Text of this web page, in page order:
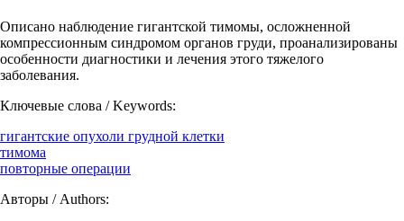
Описано наблюдение гигантской тимомы, осложненной
компрессионным синдромом органов груди, проанализированы
особенности диагностики и лечения этого тяжелого
заболевания.
Ключевые слова / Keywords:
гигантские опухоли грудной клетки
тимома
повторные операции
Авторы / Authors: